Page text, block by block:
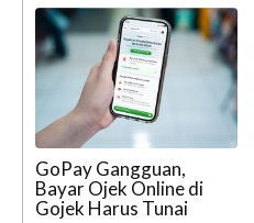
GoPay Gangguan,
Bayar Ojek Online di
Gojek Harus Tunai